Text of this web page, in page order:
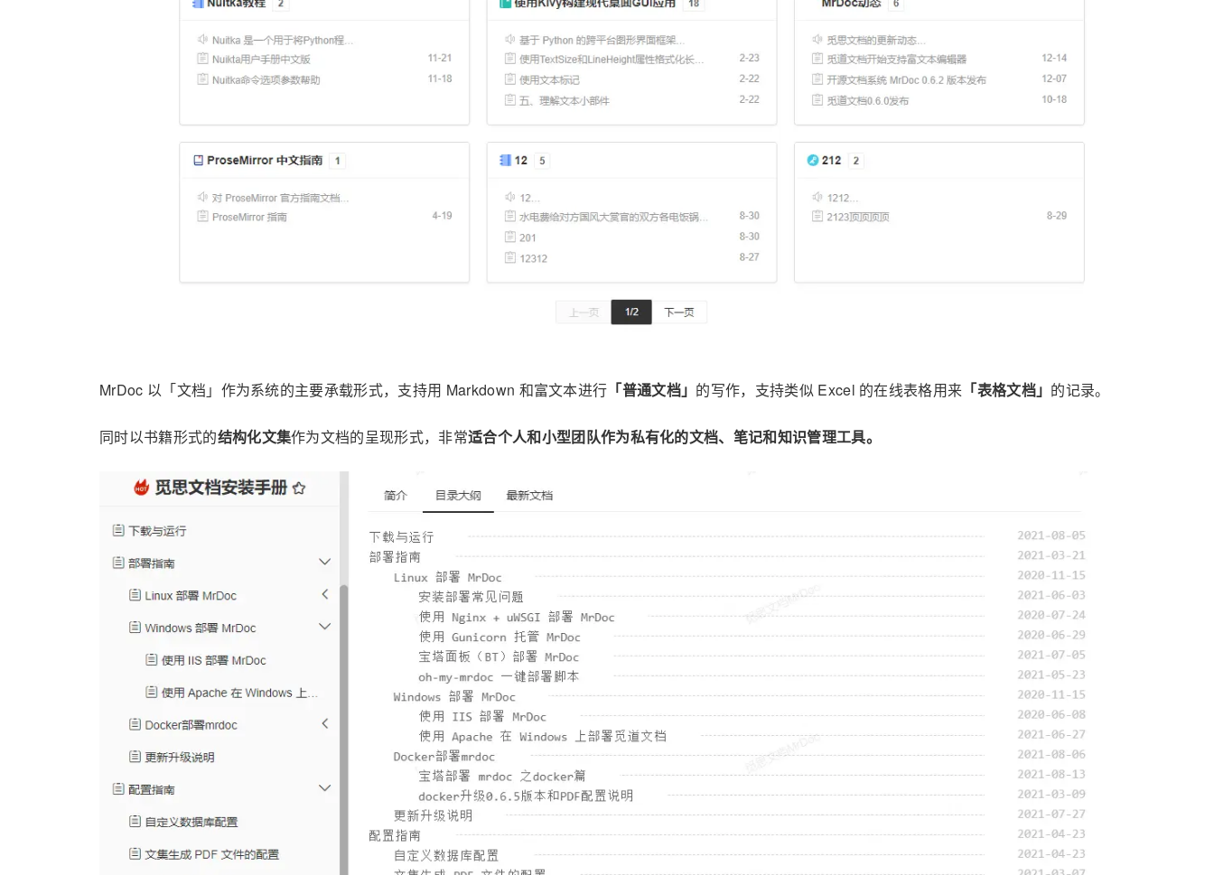
MrDoc 以「文档」作为系统的主要承载形式，支持用 Markdown 和富文本进行 「普通文档」 的写作，支持类似 Excel 的在线表格用来 「表格文档」 的记录。
同时以书籍形式的结构化文集作为文档的呈现形式，非常适合个人和小型团队作为私有化的文档、笔记和知识管理工具。